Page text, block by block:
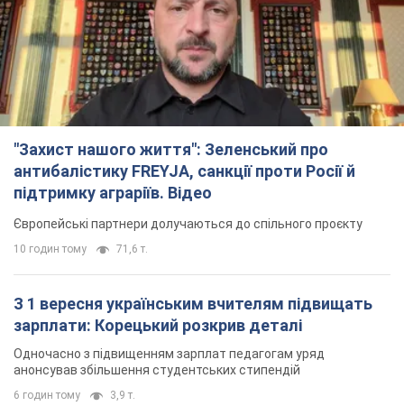
підтримку аграріїв. Відео
Європейські партнери долучаються до спільного проєкту
10 годин тому 71,6 т.
З 1 вересня українським вчителям підвищать
зарплати: Корецький розкрив деталі
Одночасно з підвищенням зарплат педагогам уряд
анонсував збільшення студентських стипендій
6 годин тому
"Нам теж вони потрібні": Трамп відповів на
ракет для Patriot
5 годин тому 1,1 т.